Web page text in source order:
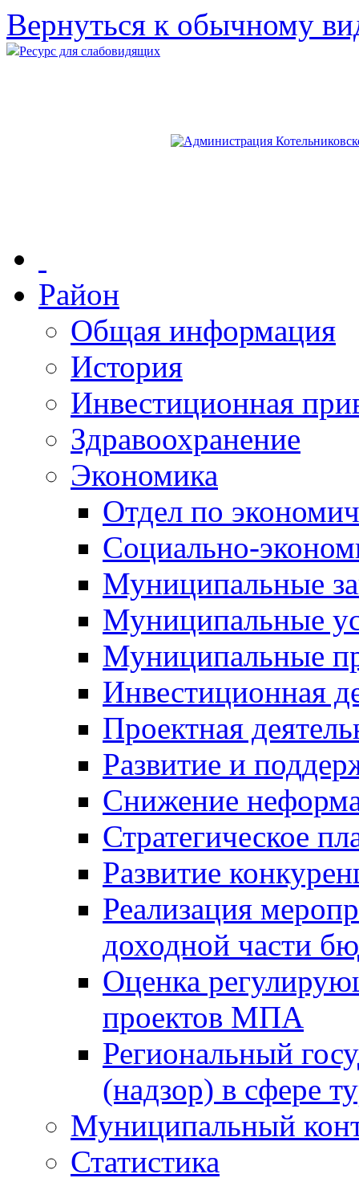
Вернуться к обычному
Ресурс для слабовидящих
Район
Общая информация
История
Инвестиционная
Здравоохранение
Экономика
Отдел по
Социально-
Муниципальные
Муниципальные
Муниципальные
Инвестиционная
Проектная
Развитие и
Снижение
Стратегическое
Развитие
Реализация
доходной части
Оценка
проектов МПА
Региональный
(надзор) в сфере
Муниципальный
Статистика